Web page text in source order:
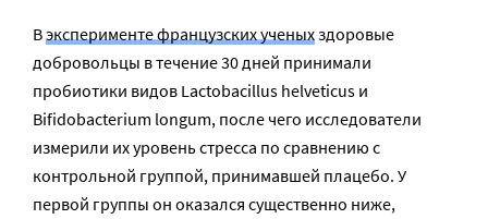
Вэксперименте французских ученыхздоровые
добровольцы в течение 30 дней принимали
пробиотики видов Lactobacillus helveticus и
Bifidobacterium longum, после чего исследователи
измерили их уровень стресса по сравнению с
контрольной группой, принимавшей плацебо. У
первой группы он оказался существенно ниже,